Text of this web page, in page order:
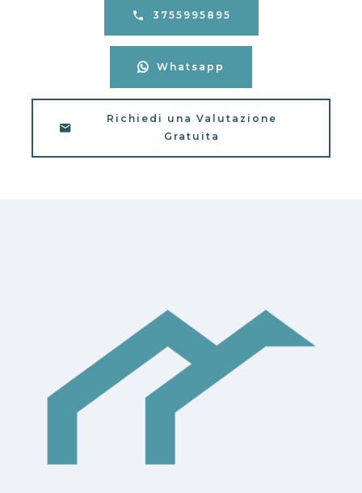
3755995895
Whatsapp
Richiedi una Valutazione
Gratuita